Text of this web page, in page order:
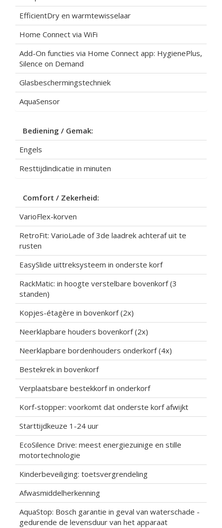
EfficientDry en warmtewisselaar
Home Connect via WiFi
Add-On functies via Home Connect app: HygienePlus,
Silence on Demand
Glasbeschermingstechniek
AquaSensor
Bediening / Gemak:
Engels
Resttijdindicatie in minuten
Comfort / Zekerheid:
VarioFlex-korven
RetroFit: VarioLade of 3de laadrek achteraf uit te
rusten
EasySlide uittreksysteem in onderste korf
RackMatic: in hoogte verstelbare bovenkorf (3
standen)
Kopjes-étagère in bovenkorf (2x)
Neerklapbare houders bovenkorf (2x)
Neerklapbare bordenhouders onderkorf (4x)
Bestekrek in bovenkorf
Verplaatsbare bestekkorf in onderkorf
Korf-stopper: voorkomt dat onderste korf afwijkt
Starttijdkeuze 1-24 uur
EcoSilence Drive: meest energiezuinige en stille
motortechnologie
Kinderbeveiliging: toetsvergrendeling
Afwasmiddelherkenning
AquaStop: Bosch garantie in geval van waterschade -
gedurende de levensduur van het apparaat